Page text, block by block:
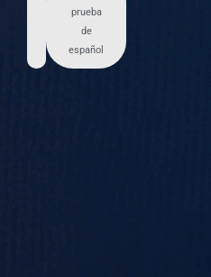
prueba
de
español